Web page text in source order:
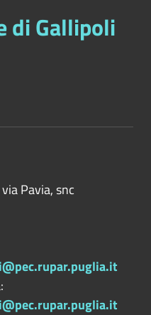
di Gallipoli
Pavia, snc